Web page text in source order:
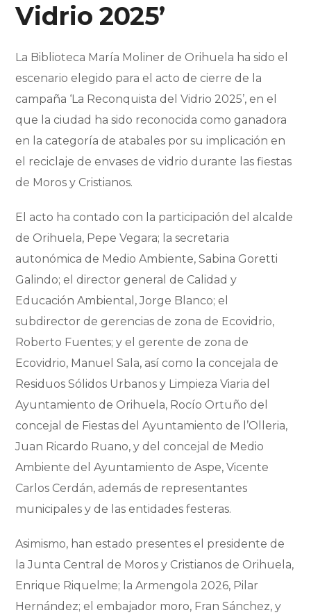
Vidrio 2025’
La Biblioteca María Moliner de Orihuela ha sido el
escenario elegido para el acto de cierre de la
campaña ‘La Reconquista del Vidrio 2025’, en el
que la ciudad ha sido reconocida como ganadora
en la categoría de atabales por su implicación en
el reciclaje de envases de vidrio durante las fiestas
de Moros y Cristianos.
El acto ha contado con la participación del alcalde
de Orihuela, Pepe Vegara; la secretaria
autonómica de Medio Ambiente, Sabina Goretti
Galindo; el director general de Calidad y
Educación Ambiental, Jorge Blanco; el
subdirector de gerencias de zona de Ecovidrio,
Roberto Fuentes; y el gerente de zona de
Ecovidrio, Manuel Sala, así como la concejala de
Residuos Sólidos Urbanos y Limpieza Viaria del
Ayuntamiento de Orihuela, Rocío Ortuño del
concejal de Fiestas del Ayuntamiento de l’Olleria,
Juan Ricardo Ruano, y del concejal de Medio
Ambiente del Ayuntamiento de Aspe, Vicente
Carlos Cerdán, además de representantes
municipales y de las entidades festeras.
Asimismo, han estado presentes el presidente de
la Junta Central de Moros y Cristianos de Orihuela,
Enrique Riquelme; la Armengola 2026, Pilar
Hernández; el embajador moro, Fran Sánchez, y